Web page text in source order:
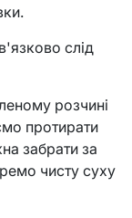
слід
розчині
протирати
забрати за
чисту суху